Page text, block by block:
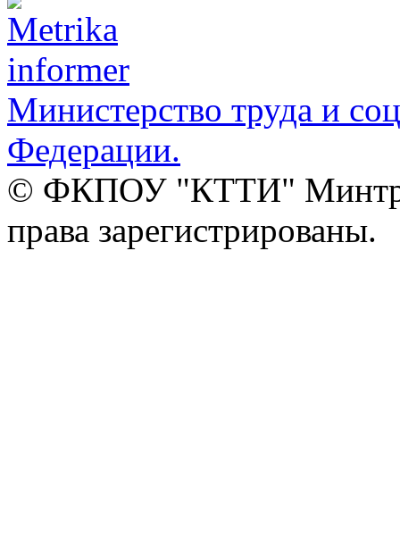
Министерство труда и
Федерации.
© ФКПОУ "КТТИ"
права зарегистрированы.